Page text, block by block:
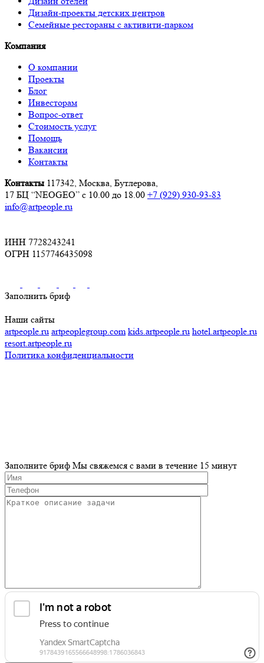
Дизайн-проекты детских центров
Семейные рестораны с активити-парком
Компания
О компании
Проекты
Блог
Инвесторам
Вопрос-ответ
Стоимость услуг
Помощь
Вакансии
Контакты
Контакты 117342, Москва, Бутлерова,
17 БЦ “NEOGEO” с 10.00 до 18.00 +7 (929) 930-93-83
info@artpeople.ru
ИНН 7728243241
ОГРН 1157746435098
Заполнить бриф
Наши сайты
artpeople.ru artpeoplegroup.com kids.artpeople.ru hotel.artpeople.ru
resort.artpeople.ru
Политика конфиденциальности
Заполните бриф Мы свяжемся с вами в течение 15 минут